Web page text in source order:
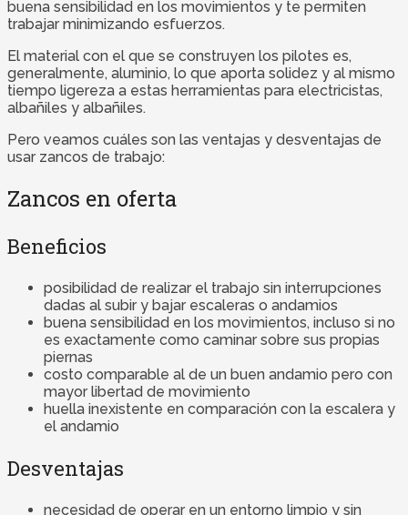
buena sensibilidad en los movimientos y te permiten
trabajar minimizando esfuerzos.
El material con el que se construyen los pilotes es,
generalmente, aluminio, lo que aporta solidez y al mismo
tiempo ligereza a estas herramientas para electricistas,
albañiles y albañiles.
Pero veamos cuáles son las ventajas y desventajas de
usar zancos de trabajo:
Zancos en oferta
Beneficios
posibilidad de realizar el trabajo sin interrupciones
dadas al subir y bajar escaleras o andamios
buena sensibilidad en los movimientos, incluso si no
es exactamente como caminar sobre sus propias
piernas
costo comparable al de un buen andamio pero con
mayor libertad de movimiento
huella inexistente en comparación con la escalera y
el andamio
Desventajas
necesidad de operar en un entorno limpio y sin